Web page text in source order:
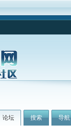
论坛 搜索 导航